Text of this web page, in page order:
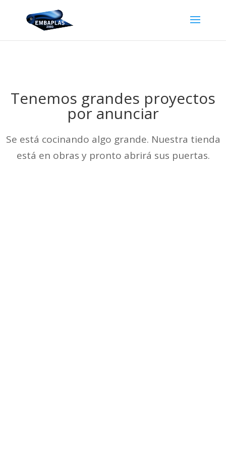
Tenemos grandes proyectos
por anunciar
Se está cocinando algo grande. Nuestra tienda
está en obras y pronto abrirá sus puertas.